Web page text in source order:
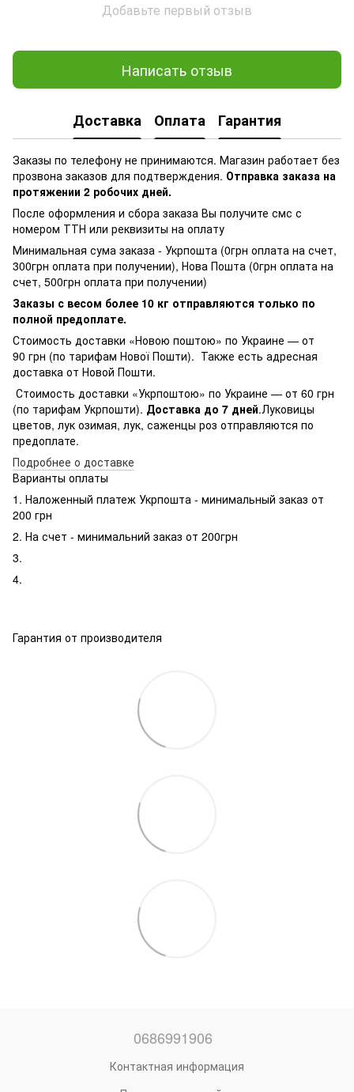
Добавьте первый отзыв
Написать отзыв
Доставка Оплата Гарантия
Заказы по телефону не принимаются. Магазин работает без
прозвона заказов для подтверждения. Отправка заказа на
протяжении 2 робочих дней.
После оформления и сбора заказа Вы получите смс с
номером ТТН или реквизиты на оплату
Минимальная сума заказа - Укрпошта (0грн оплата на счет,
300грн оплата при получении), Нова Пошта (0грн оплата на
счет, 500грн оплата при получении)
Заказы с весом более 10 кг отправляются только по
полной предоплате.
Стоимость доставки «Новою поштою» по Украине — от
90 грн (по тарифам Нової Пошти). Также есть адресная
доставка от Новой Пошти.
Стоимость доставки «Укрпоштою» по Украине — от 60 грн
(по тарифам Укрпошти). Доставка до 7 дней.Луковицы
цветов, лук озимая, лук, саженцы роз отправляются по
предоплате.
Подробнее о доставке
Варианты оплаты
1. Наложенный платеж Укрпошта - минимальный заказ от
200 грн
2. На счет - минимальний заказ от 200грн
3.
4.
Гарантия от производителя
0686991906
Контактная информация